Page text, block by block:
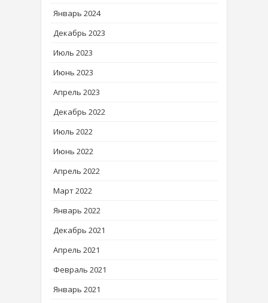
Январь 2024
Декабрь 2023
Июль 2023
Июнь 2023
Апрель 2023
Декабрь 2022
Июль 2022
Июнь 2022
Апрель 2022
Март 2022
Январь 2022
Декабрь 2021
Апрель 2021
Февраль 2021
Январь 2021